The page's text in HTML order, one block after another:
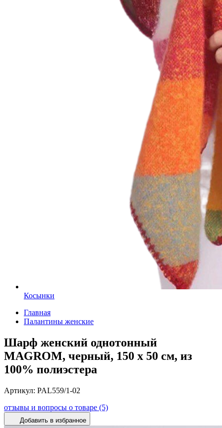
Косынки
Главная
Палантины женские
Шарф женский однотонный
MAGROM, черный, 150 х 50 см, из
100% полиэстера
Артикул: PAL559/1-02
отзывы и вопросы о товаре (5)
Добавить в избранное